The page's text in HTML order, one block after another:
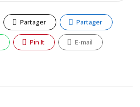
Partager Partager
Pin It E-mail